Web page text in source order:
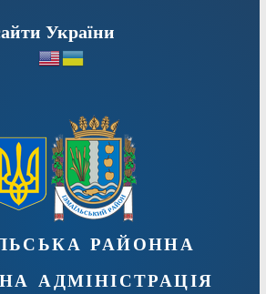
України
районна
адміністрація